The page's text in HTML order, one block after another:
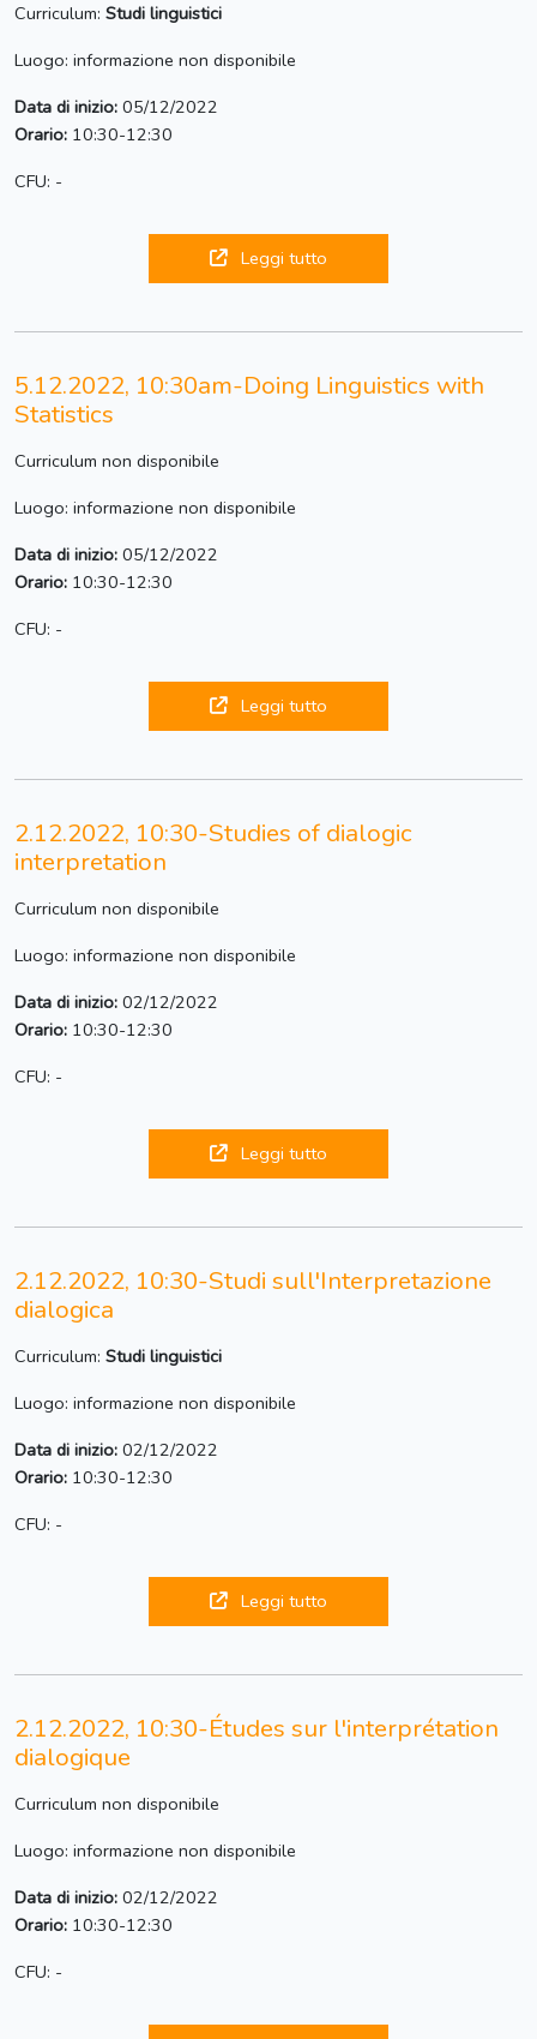
Curriculum: Studi linguistici
Luogo: informazione non disponibile
Data di inizio: 05/12/2022
Orario: 10:30-12:30
CFU: -
Leggi tutto
5.12.2022, 10:30am-Doing Linguistics with
Statistics
Curriculum non disponibile
Luogo: informazione non disponibile
Data di inizio: 05/12/2022
Orario: 10:30-12:30
CFU: -
Leggi tutto
2.12.2022, 10:30-Studies of dialogic
interpretation
Curriculum non disponibile
Luogo: informazione non disponibile
Data di inizio: 02/12/2022
Orario: 10:30-12:30
CFU: -
Leggi tutto
2.12.2022, 10:30-Studi sull'Interpretazione
dialogica
Curriculum: Studi linguistici
Luogo: informazione non disponibile
Data di inizio: 02/12/2022
Orario: 10:30-12:30
CFU: -
Leggi tutto
2.12.2022, 10:30-Études sur l'interprétation
dialogique
Curriculum non disponibile
Luogo: informazione non disponibile
Data di inizio: 02/12/2022
Orario: 10:30-12:30
CFU: -